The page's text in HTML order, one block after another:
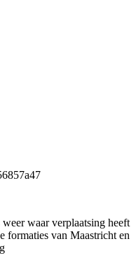
waar verplaatsing heeft
formaties van Maastricht en